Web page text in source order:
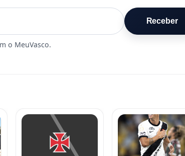
Receber